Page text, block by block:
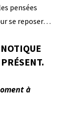
pensées
se reposer…
à